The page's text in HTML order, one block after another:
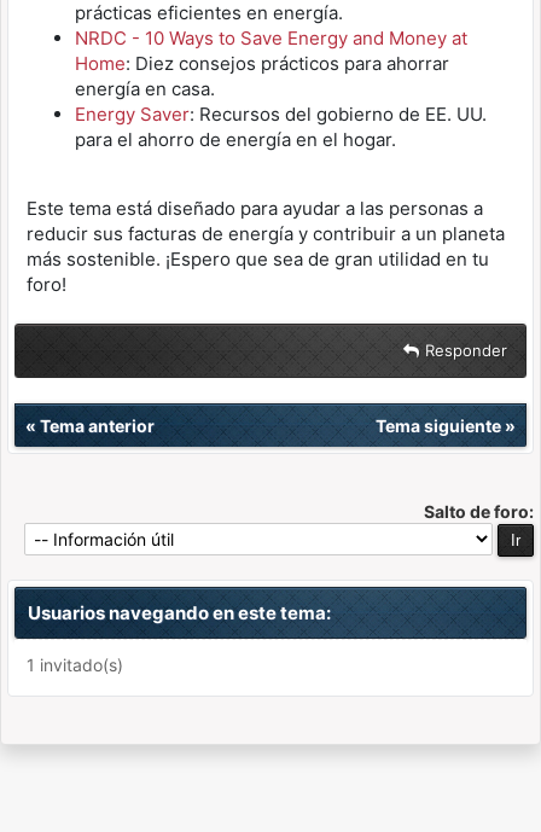
prácticas eficientes en energía.
NRDC - 10 Ways to Save Energy and Money at
Home: Diez consejos prácticos para ahorrar
energía en casa.
Energy Saver: Recursos del gobierno de EE. UU.
para el ahorro de energía en el hogar.
Este tema está diseñado para ayudar a las personas a
reducir sus facturas de energía y contribuir a un planeta
más sostenible. ¡Espero que sea de gran utilidad en tu
foro!
Responder
« Tema anterior Tema siguiente»
Salto de foro:
Usuarios navegando en este tema:
1 invitado(s)